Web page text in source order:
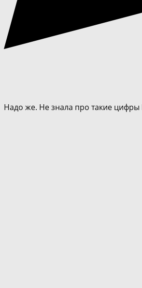
Надо же. Не знала про такие цифры